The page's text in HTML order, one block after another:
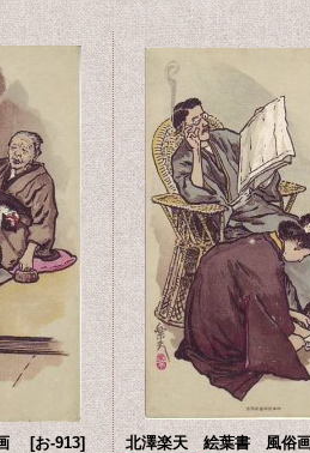
[お-913] 北澤楽天 絵葉書 風